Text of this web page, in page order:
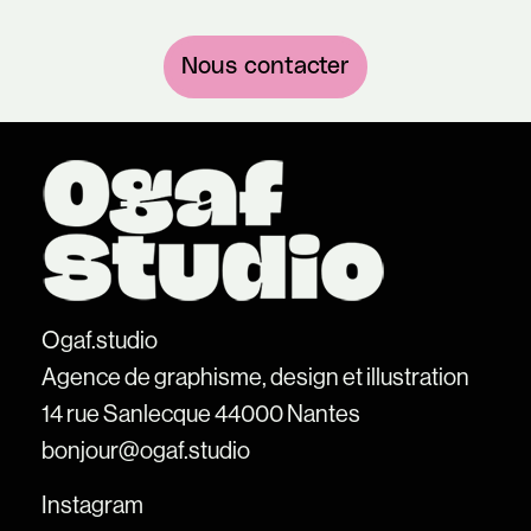
Nous contacter
Ogaf.studio
Agence de graphisme, design et illustration
14 rue Sanlecque 44000 Nantes
bonjour@ogaf.studio
Instagram